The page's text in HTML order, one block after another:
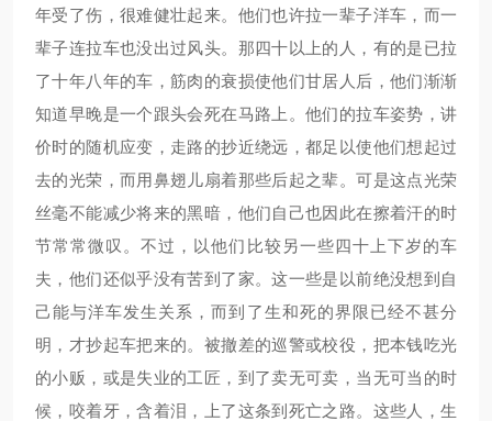
年受了伤，很难健壮起来。他们也许拉一辈子洋车，而一
辈子连拉车也没出过风头。那四十以上的人，有的是已拉
了十年八年的车，筋肉的衰损使他们甘居人后，他们渐渐
知道早晚是一个跟头会死在马路上。他们的拉车姿势，讲
价时的随机应变，走路的抄近绕远，都足以使他们想起过
去的光荣，而用鼻翅儿扇着那些后起之辈。可是这点光荣
丝毫不能减少将来的黑暗，他们自己也因此在擦着汗的时
节常常微叹。不过，以他们比较另一些四十上下岁的车
夫，他们还似乎没有苦到了家。这一些是以前绝没想到自
己能与洋车发生关系，而到了生和死的界限已经不甚分
明，才抄起车把来的。被撤差的巡警或校役，把本钱吃光
的小贩，或是失业的工匠，到了卖无可卖，当无可当的时
候，咬着牙，含着泪，上了这条到死亡之路。这些人，生